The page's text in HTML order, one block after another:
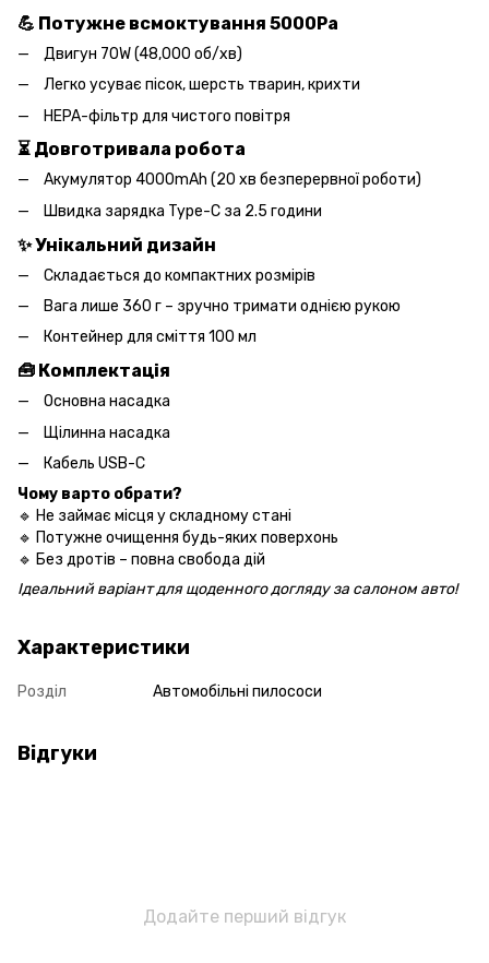
💪 Потужне всмоктування 5000Pa
Двигун 70W (48,000 об/хв)
Легко усуває пісок, шерсть тварин, крихти
HEPA-фільтр для чистого повітря
⏳ Довготривала робота
Акумулятор 4000mAh (20 хв безперервної роботи)
Швидка зарядка Type-C за 2.5 години
✨Унікальний дизайн
Складається до компактних розмірів
Вага лише 360 г – зручно тримати однією рукою
Контейнер для сміття 100 мл
🧰 Комплектація
Основна насадка
Щілинна насадка
Кабель USB-C
Чому варто обрати?
🔹 Не займає місця у складному стані
🔹 Потужне очищення будь-яких поверхонь
🔹 Без дротів – повна свобода дій
Ідеальний варіант для щоденного догляду за салоном авто!
Характеристики
Розділ Автомобільні пилососи
Відгуки
Додайте перший відгук